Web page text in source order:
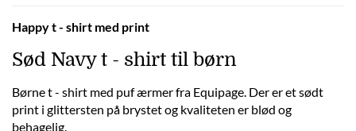
Happy t - shirt med print
Sød Navy t - shirt til børn
Børne t - shirt med puf ærmer fra Equipage. Der er et sødt
print i glittersten på brystet og kvaliteten er blød og
behagelig.